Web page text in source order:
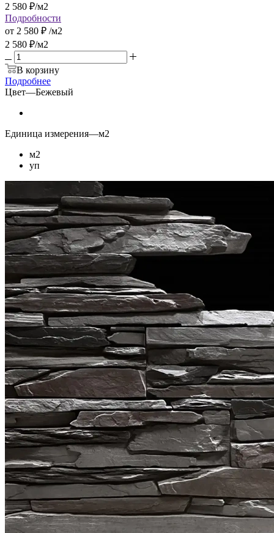
2 580 ₽/м2
Подробности
от 2 580 ₽ /м2
2 580 ₽/м2
В корзину
Подробнее
Цвет—Бежевый
Единица измерения—м2
м2
уп